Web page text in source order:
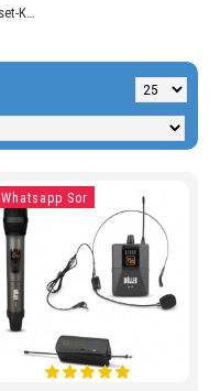
Kablosuz Headset-Kafa Mikrofonları
Whatsapp Sor